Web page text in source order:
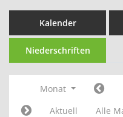
Kalender
Niederschriften
Monat
Aktuell
Alle